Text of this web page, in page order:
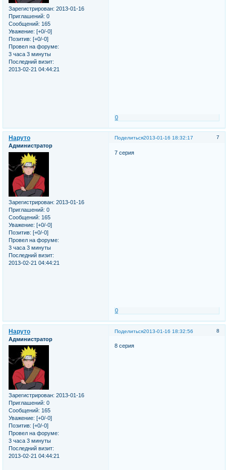
Зарегистрирован: 2013-01-16
Приглашений: 0
Сообщений: 165
Уважение: [+0/-0]
Позитив: [+0/-0]
Провел на форуме:
3 часа 3 минуты
Последний визит:
2013-02-21 04:44:21
0
Поделиться 7
2013-01-16 18:32:17
Наруто
Администратор
Зарегистрирован: 2013-01-16
Приглашений: 0
Сообщений: 165
Уважение: [+0/-0]
Позитив: [+0/-0]
Провел на форуме:
3 часа 3 минуты
Последний визит:
2013-02-21 04:44:21
7 серия
0
Поделиться 8
2013-01-16 18:32:56
Наруто
Администратор
Зарегистрирован: 2013-01-16
Приглашений: 0
Сообщений: 165
Уважение: [+0/-0]
Позитив: [+0/-0]
Провел на форуме:
3 часа 3 минуты
Последний визит:
2013-02-21 04:44:21
8 серия